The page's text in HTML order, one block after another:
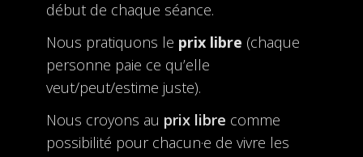
début de chaque séance.
Nous pratiquons le prix libre (chaque
personne paie ce qu’elle
veut/peut/estime juste).
Nous croyons au prix libre comme
possibilité pour chacun·e de vivre les